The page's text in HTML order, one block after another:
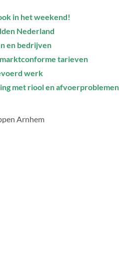
in het weekend!
Nederland
en bedrijven
tarieven
werk
met riool en afvoerproblemen